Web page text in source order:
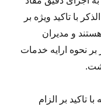
فوق الذکر با تاکید ویژه بر
هستند و مدیران
نحوه ارایه خدمات
تاکید بر الزام